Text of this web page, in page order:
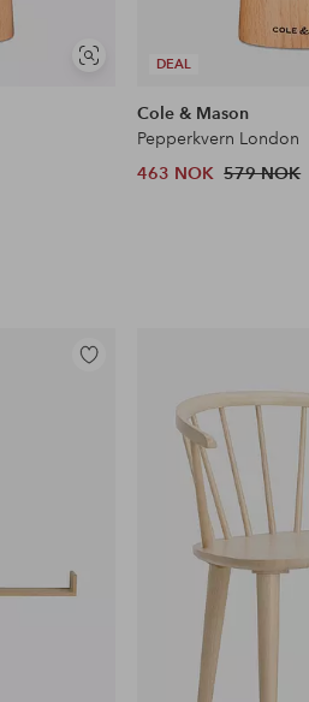
Vis
DEAL
Cole & Mason
Pepperkvern London
463 NOK 579 NOK
Legg